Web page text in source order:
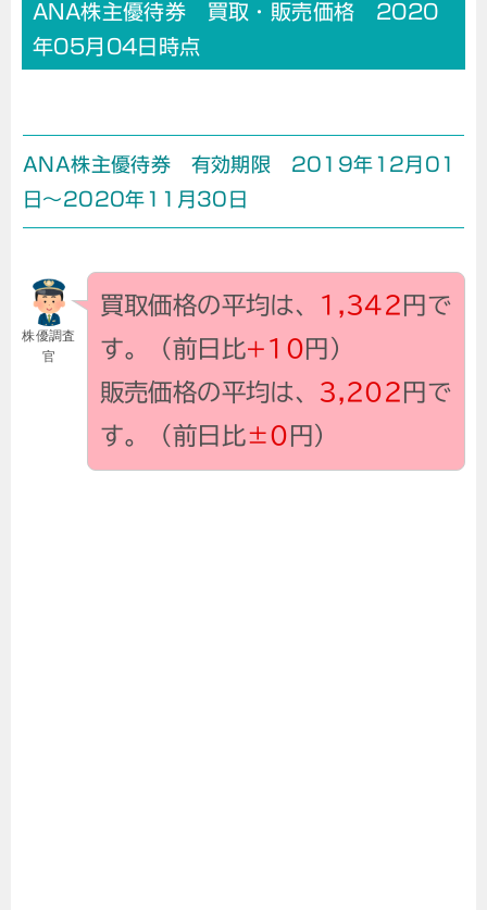
ANA株主優待券 買取・販売価格 2020
年05月04日時点
ANA株主優待券 有効期限 2019年12月01
日～2020年11月30日
株優調査
官
買取価格の平均は、 1,342 円で
す。（前日比+10円）
販売価格の平均は、 3,202 円で
す。（前日比±0 円）